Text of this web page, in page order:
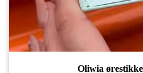
Oliwia